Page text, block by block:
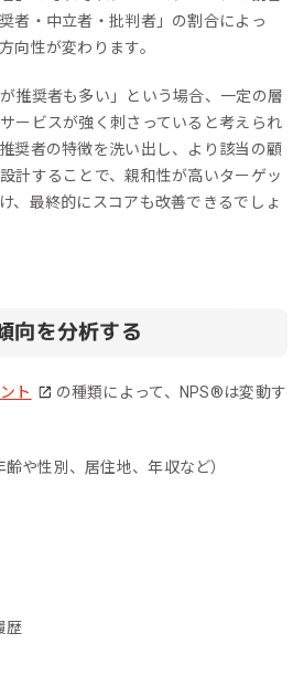
者・中立者・批判者」の割合によっ
向性が変わります。
推奨者も多い」という場合、一定の層
ービスが強く刺さっていると考えられ
奨者の特徴を洗い出し、より該当の顧
計することで、親和性が高いターゲッ
、最終的にスコアも改善できるでしょ
向を分析する
ト
の種類によって、NPS®︎は変動す
や性別、居住地、年収など）
歴